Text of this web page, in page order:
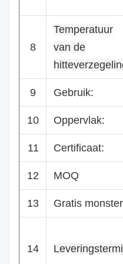
8
Temperatuur
van de
9 Gebruik:
10 Oppervlak:
11 Certificaat:
12 MOQ
13 Gratis
14